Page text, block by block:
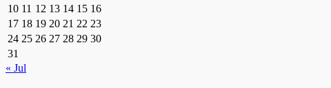
10 11 12 13 14 15 16
17 18 19 20 21 22 23
24 25 26 27 28 29 30
31
« Jul